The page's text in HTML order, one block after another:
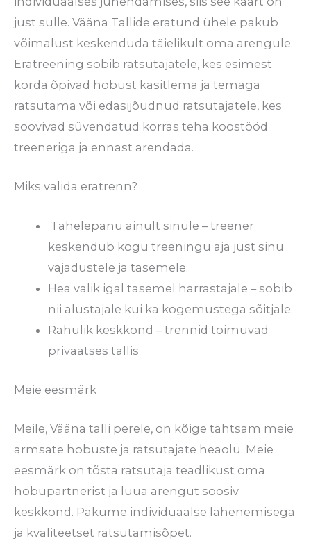
just sulle. Vääna Tallide eratund ühele pakub
võimalust keskenduda täielikult oma arengule.
Eratreening sobib ratsutajatele, kes esimest
korda õpivad hobust käsitlema ja temaga
ratsutama või edasijõudnud ratsutajatele, kes
soovivad süvendatud korras teha koostööd
treeneriga ja ennast arendada.
Miks valida eratrenn?
Tähelepanu ainult sinule – treener
keskendub kogu treeningu aja just sinu
vajadustele ja tasemele.
Hea valik igal tasemel harrastajale – sobib
nii alustajale kui ka kogemustega sõitjale.
Rahulik keskkond – trennid toimuvad
privaatses tallis
Meie eesmärk
Meile, Vääna talli perele, on kõige tähtsam meie
armsate hobuste ja ratsutajate heaolu. Meie
eesmärk on tõsta ratsutaja teadlikust oma
hobupartnerist ja luua arengut soosiv
keskkond. Pakume individuaalse lähenemisega
ja kvaliteetset ratsutamisõpet.